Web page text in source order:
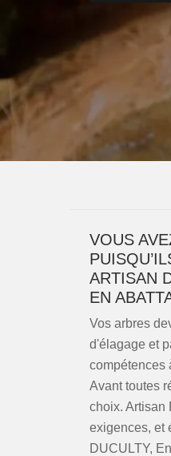
VOUS
ARTISAN
EN
Vos arbres
d'élagage et
compétences
Avant toutes
choix. Artisan
exigences, et
DUCULTY,